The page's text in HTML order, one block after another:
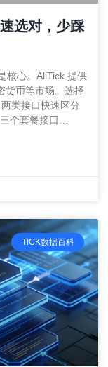
选对，少踩
核心。AllTick 提供
货币等市场。选择
类接口快速区分
个套餐接口…
TICK数据百科